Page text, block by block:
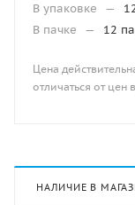
В упаковке
—
В пачке
— 12
Цена
отличаться от
НАЛИЧИЕ В